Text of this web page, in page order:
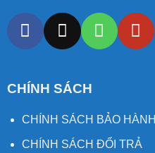
CHÍNH SÁCH
CHÍNH SÁCH BẢO HÀNH
CHÍNH SÁCH ĐỔI TRẢ